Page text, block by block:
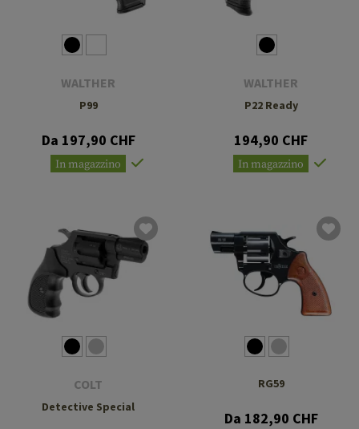
WALTHER
P99
Da 197,90 CHF
In magazzino
WALTHER
P22 Ready
194,90 CHF
In magazzino
COLT
Detective Special
RG59
Da 182,90 CHF